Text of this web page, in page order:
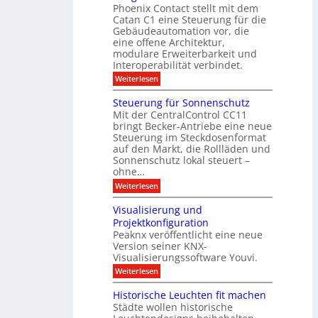
u
c
h
m
e
l
d
e
r
n
s
z
e
n
t
r
u
m
t
e
r
f
o
l
g
r
e
i
c
h
z
u
E
n
e
o
r
m
i
t
D
i
s
p
a
y
-
A
I
f
ü
r
G
e
b
u
d
e
:
D
a
t
e
n
a
n
a
l
y
s
e
d
i
r
e
k
Phoenix Contact stellt mit dem
Catan C1 eine Steuerung für die
Gebäudeautomation vor, die
eine offene Architektur,
modulare Erweiterbarkeit und
Interoperabilität verbindet.
Weiterlesen:
M
d
u
l
a
r
e
r
C
o
n
t
r
o
l
l
e
r
m
i
t
K
Steuerung für Sonnenschutz
Mit der CentralControl CC11
bringt Becker-Antriebe eine neue
Steuerung im Steckdosenformat
auf den Markt, die Rollläden und
Sonnenschutz lokal steuert –
ohne…
Weiterlesen:
S
e
u
e
r
u
n
g
f
ü
r
S
Visualisierung und
Projektkonfiguration
Peaknx veröffentlicht eine neue
Version seiner KNX-
Visualisierungssoftware Youvi.
Weiterlesen:
V
s
u
Historische Leuchten fit machen
Städte wollen historische